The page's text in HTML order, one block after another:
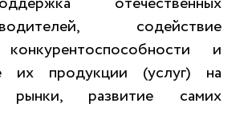
содействие
и
их продукции (услуг) на
рынки, развитие самих